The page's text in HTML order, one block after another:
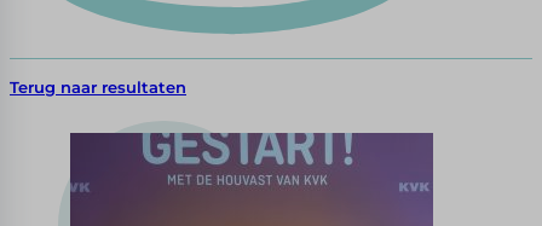
Terug naar resultaten